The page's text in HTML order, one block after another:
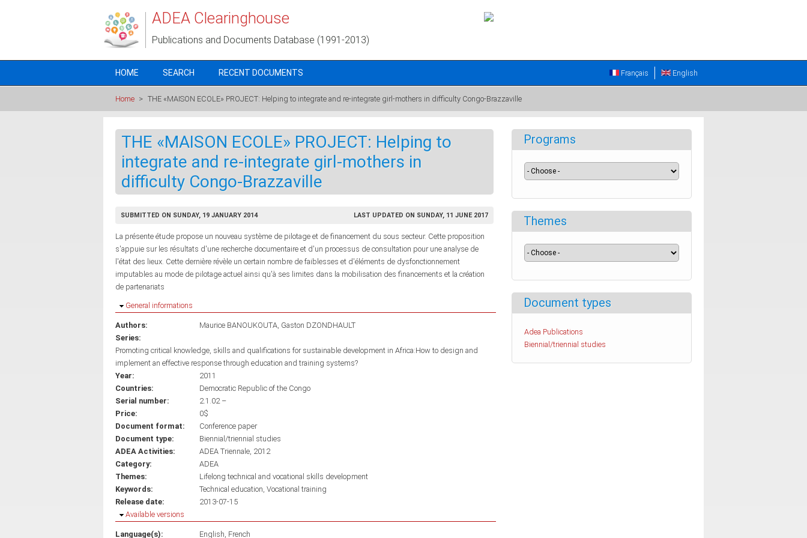
ADEA Clearinghouse
Publications and Documents Database (1991-2013)
HOME SEARCH RECENT DOCUMENTS English
Français
Home > THE «MAISON ECOLE» PROJECT: Helping to integrate and re-integrate girl-mothers in difficulty Congo-Brazzaville
THE «MAISON ECOLE» PROJECT: Helping to
integrate and re-integrate girl-mothers in
difficulty Congo-Brazzaville
SUBMITTED ON SUNDAY, 19 JANUARY 2014 LAST UPDATED ON SUNDAY, 11 JUNE 2017
La présente étude propose un nouveau système de pilotage et de financement du sous secteur. Cette proposition
s'appuie sur les résultats d'une recherche documentaire et d'un processus de consultation pour une analyse de
l'état des lieux. Cette dernière révèle un certain nombre de faiblesses et d'éléments de dysfonctionnement
imputables au mode de pilotage actuel ainsi qu'à ses limites dans la mobilisation des financements et la création
de partenariats
Hide
General informations
Authors: Maurice BANOUKOUTA Gaston DZONDHAULT
Series:
Promoting critical knowledge, skills and qualifications for sustainable development in Africa:How to design and
implement an effective response through education and training systems?
Year:
2011
Countries:
Democratic Republic of the Congo
Serial number:
2.1.02 –
Price:
0$
Document format:
Conference paper
Document type:
Biennial/triennial studies
ADEA Activities:
ADEA Triennale, 2012
Category:
ADEA
Themes:
Lifelong technical and vocational skills development
Keywords:
Technical education Vocational training
Release date:
2013-07-15
Hide
Available versions
Language(s): English French
Programs
Themes
Document types
Adea Publications
Biennial/triennial studies